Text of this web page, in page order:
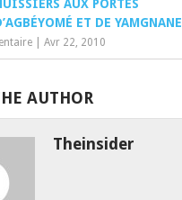
AUX PORTES
ET DE YAMGNANE
Avr 22, 2010
AUTHOR
Theinsider